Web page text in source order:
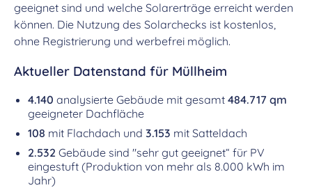
geeignet sind und welche Solarerträge erreicht werden
können. Die Nutzung des Solarchecks ist kostenlos,
ohne Registrierung und werbefrei möglich.
Aktueller Datenstand für Müllheim
4.140 analysierte Gebäude mit gesamt 484.717 qm
geeigneter Dachfläche
108 mit Flachdach und 3.153 mit Satteldach
2.532 Gebäude sind "sehr gut geeignet“ für PV
eingestuft (Produktion von mehr als 8.000 kWh im
Jahr)